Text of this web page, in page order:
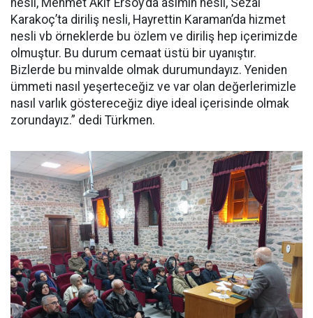
nesli, Mehmet Akif Ersoy’da asımın nesli, Sezai
Karakoç’ta diriliş nesli, Hayrettin Karaman’da hizmet
nesli vb örneklerde bu özlem ve diriliş hep içerimizde
olmuştur. Bu durum cemaat üstü bir uyanıştır.
Bizlerde bu minvalde olmak durumundayız. Yeniden
ümmeti nasıl yeşerteceğiz ve var olan değerlerimizle
nasıl varlık göstereceğiz diye ideal içerisinde olmak
zorundayız.” dedi Türkmen.